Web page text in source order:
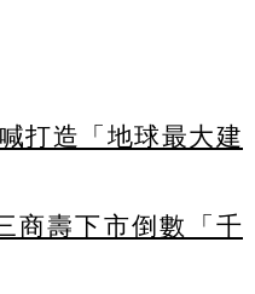
打造「地球最大建
商壽下市倒數「千